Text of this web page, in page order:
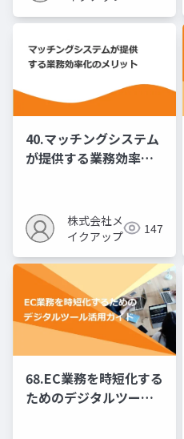
40.マッチングシステム
が提供する業務効率化
株式会社メ
イクアップ
147
68.EC業務を時短化する
ためのデジタルツール